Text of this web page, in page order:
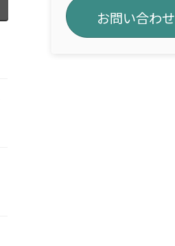
お問い合わせ